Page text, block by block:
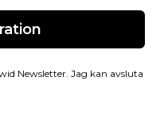
Newsletter. Jag kan avsluta